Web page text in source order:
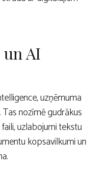
AI
uzņēmuma
nozīmē gudrākus
uzlabojumi tekstu
kopsavilkumi un